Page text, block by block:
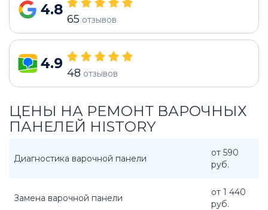
4.8
65 отзывов
4.9
48 отзывов
ЦЕНЫ НА РЕМОНТ ВАРОЧНЫХ
ПАНЕЛЕЙ HISTORY
Диагностика варочной панели
от 590
руб.
Замена варочной панели
от 1 440
руб.